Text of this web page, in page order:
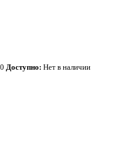
Доступно: Нет в наличии